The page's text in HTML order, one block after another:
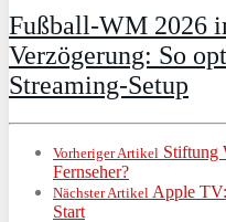
Fußball-WM 2026
Verzögerung: So
Streaming-Setup
Vorheriger Artikel Stiftung
Fernseher?
Nächster Artikel Apple
Start